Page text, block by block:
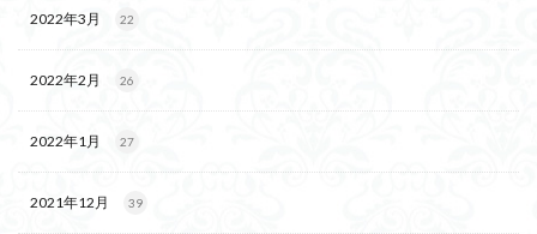
2022年3月 22
2022年2月 26
2022年1月 27
2021年12月 39